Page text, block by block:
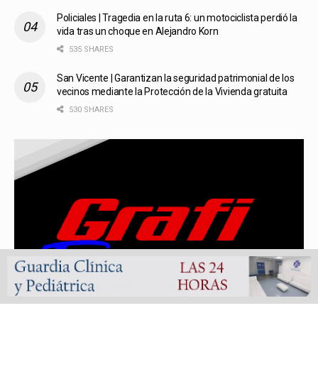
Policiales | Tragedia en la ruta 6: un motociclista perdió la
vida tras un choque en Alejandro Korn
535 SHARES
San Vicente | Garantizan la seguridad patrimonial de los
vecinos mediante la Protección de la Vivienda gratuita
530 SHARES